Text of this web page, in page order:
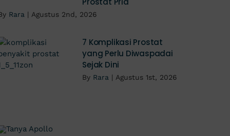
Rara | Agustus 2nd, 2026
7 Komplikasi Prostat
yang Perlu Diwaspadai
Sejak Dini
By Rara | Agustus 1st, 2026